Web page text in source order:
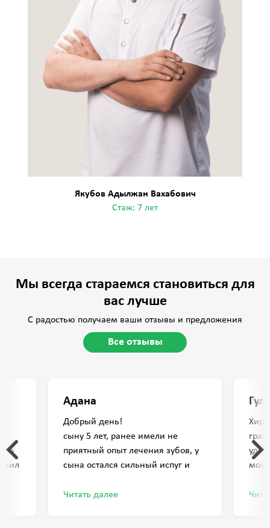
Якубов Адылжан Вахабович
Стаж: 7 лет
Мы всегда стараемся становиться для
вас лучше
С радостью получаем ваши отзывы и предложения
Все отзывы
Адана
Добрый день!
сыну 5 лет, ранее имели не
приятный опыт лечения зубов, у
сына остался сильный испуг и
что от запаха боялся и
Читать далее